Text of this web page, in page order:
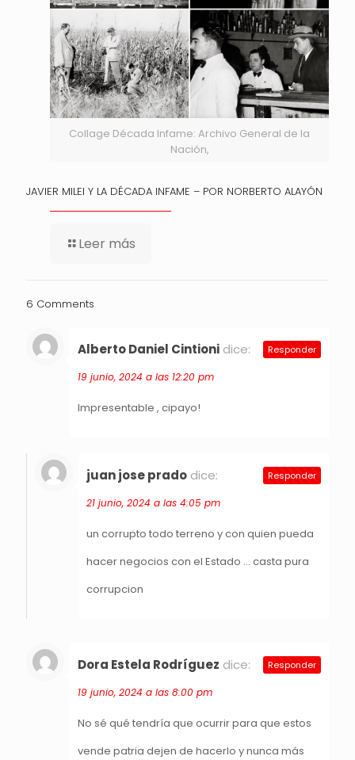
Collage Década Infame: Archivo General de la
Nación,
JAVIER MILEI Y LA DÉCADA INFAME – POR NORBERTO ALAYÓN
Leer más
6 Comments
Alberto Daniel Cintioni dice:
19 junio, 2024 a las 12:20 pm
Impresentable , cipayo!
Responder
juan jose prado dice:
21 junio, 2024 a las 4:05 pm
un corrupto todo terreno y con quien pueda
hacer negocios con el Estado … casta pura
corrupcion
Responder
Dora Estela Rodríguez dice:
19 junio, 2024 a las 8:00 pm
No sé qué tendría que ocurrir para que estos
vende patria dejen de hacerlo y nunca más
Responder